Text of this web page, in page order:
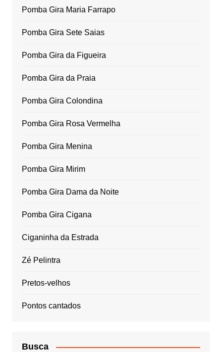
Pomba Gira Maria Farrapo
Pomba Gira Sete Saias
Pomba Gira da Figueira
Pomba Gira da Praia
Pomba Gira Colondina
Pomba Gira Rosa Vermelha
Pomba Gira Menina
Pomba Gira Mirim
Pomba Gira Dama da Noite
Pomba Gira Cigana
Ciganinha da Estrada
Zé Pelintra
Pretos-velhos
Pontos cantados
Busca